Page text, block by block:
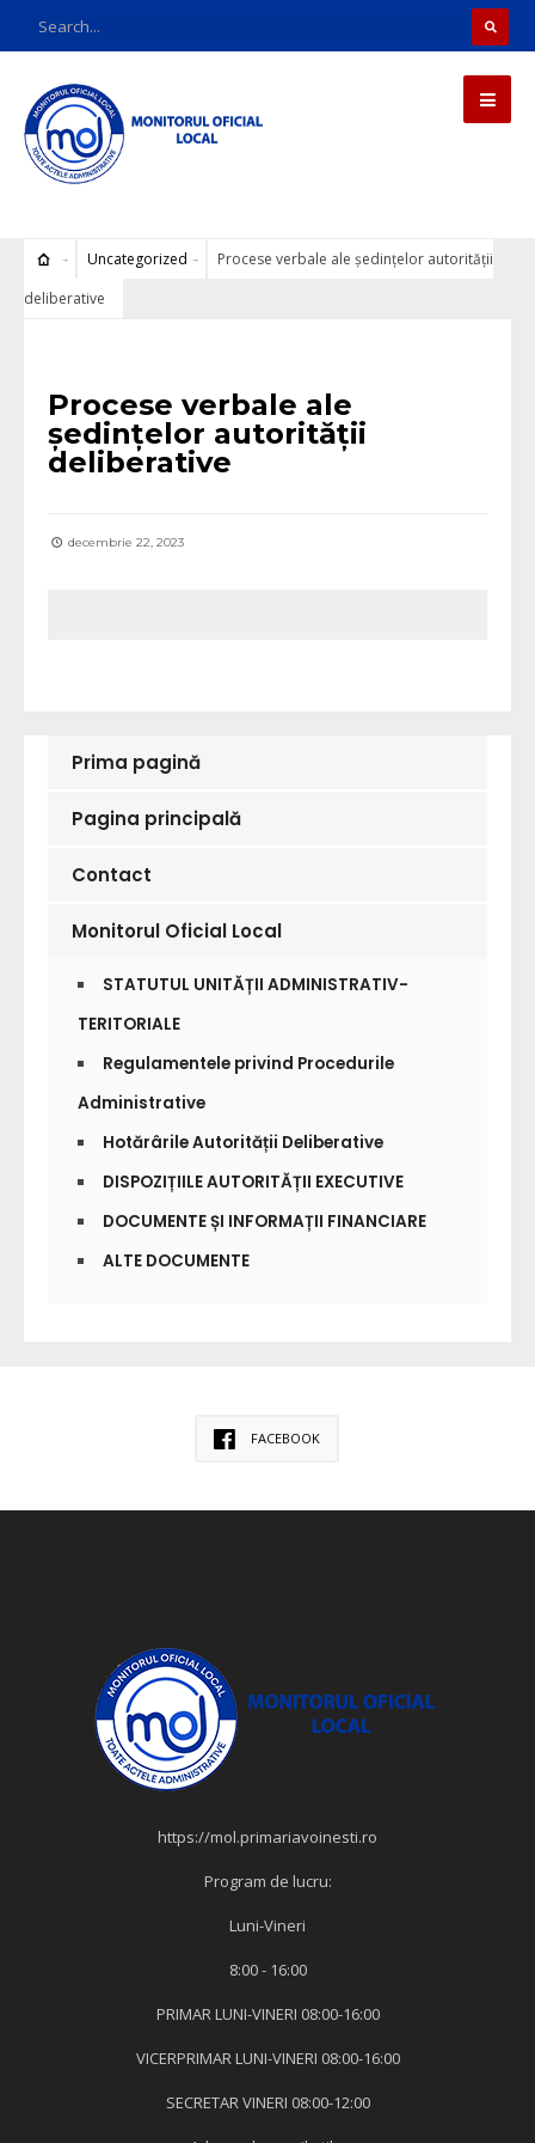
Uncategorized
Procese verbale ale ședințelor autorității
deliberative
Procese verbale ale
ședințelor autorității
deliberative
decembrie 22, 2023
Prima pagină
Pagina principală
Contact
Monitorul Oficial Local
STATUTUL UNITĂȚII ADMINISTRATIV-
TERITORIALE
Regulamentele privind Procedurile
Administrative
Hotărârile Autorității Deliberative
DISPOZIȚIILE AUTORITĂȚII EXECUTIVE
DOCUMENTE ȘI INFORMAȚII FINANCIARE
ALTE DOCUMENTE
FACEBOOK
https://mol.primariavoinesti.ro
Program de lucru:
Luni-Vineri
8:00 - 16:00
PRIMAR LUNI-VINERI 08:00-16:00
VICERPRIMAR LUNI-VINERI 08:00-16:00
SECRETAR VINERI 08:00-12:00